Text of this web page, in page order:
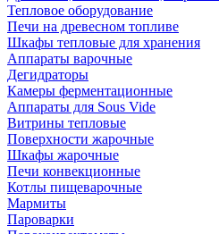
Тепловое оборудование
Печи на древесном топливе
Шкафы тепловые для хранения
Аппараты варочные
Дегидраторы
Камеры ферментационные
Аппараты для Sous Vide
Витрины тепловые
Поверхности жарочные
Шкафы жарочные
Печи конвекционные
Котлы пищеварочные
Мармиты
Пароварки